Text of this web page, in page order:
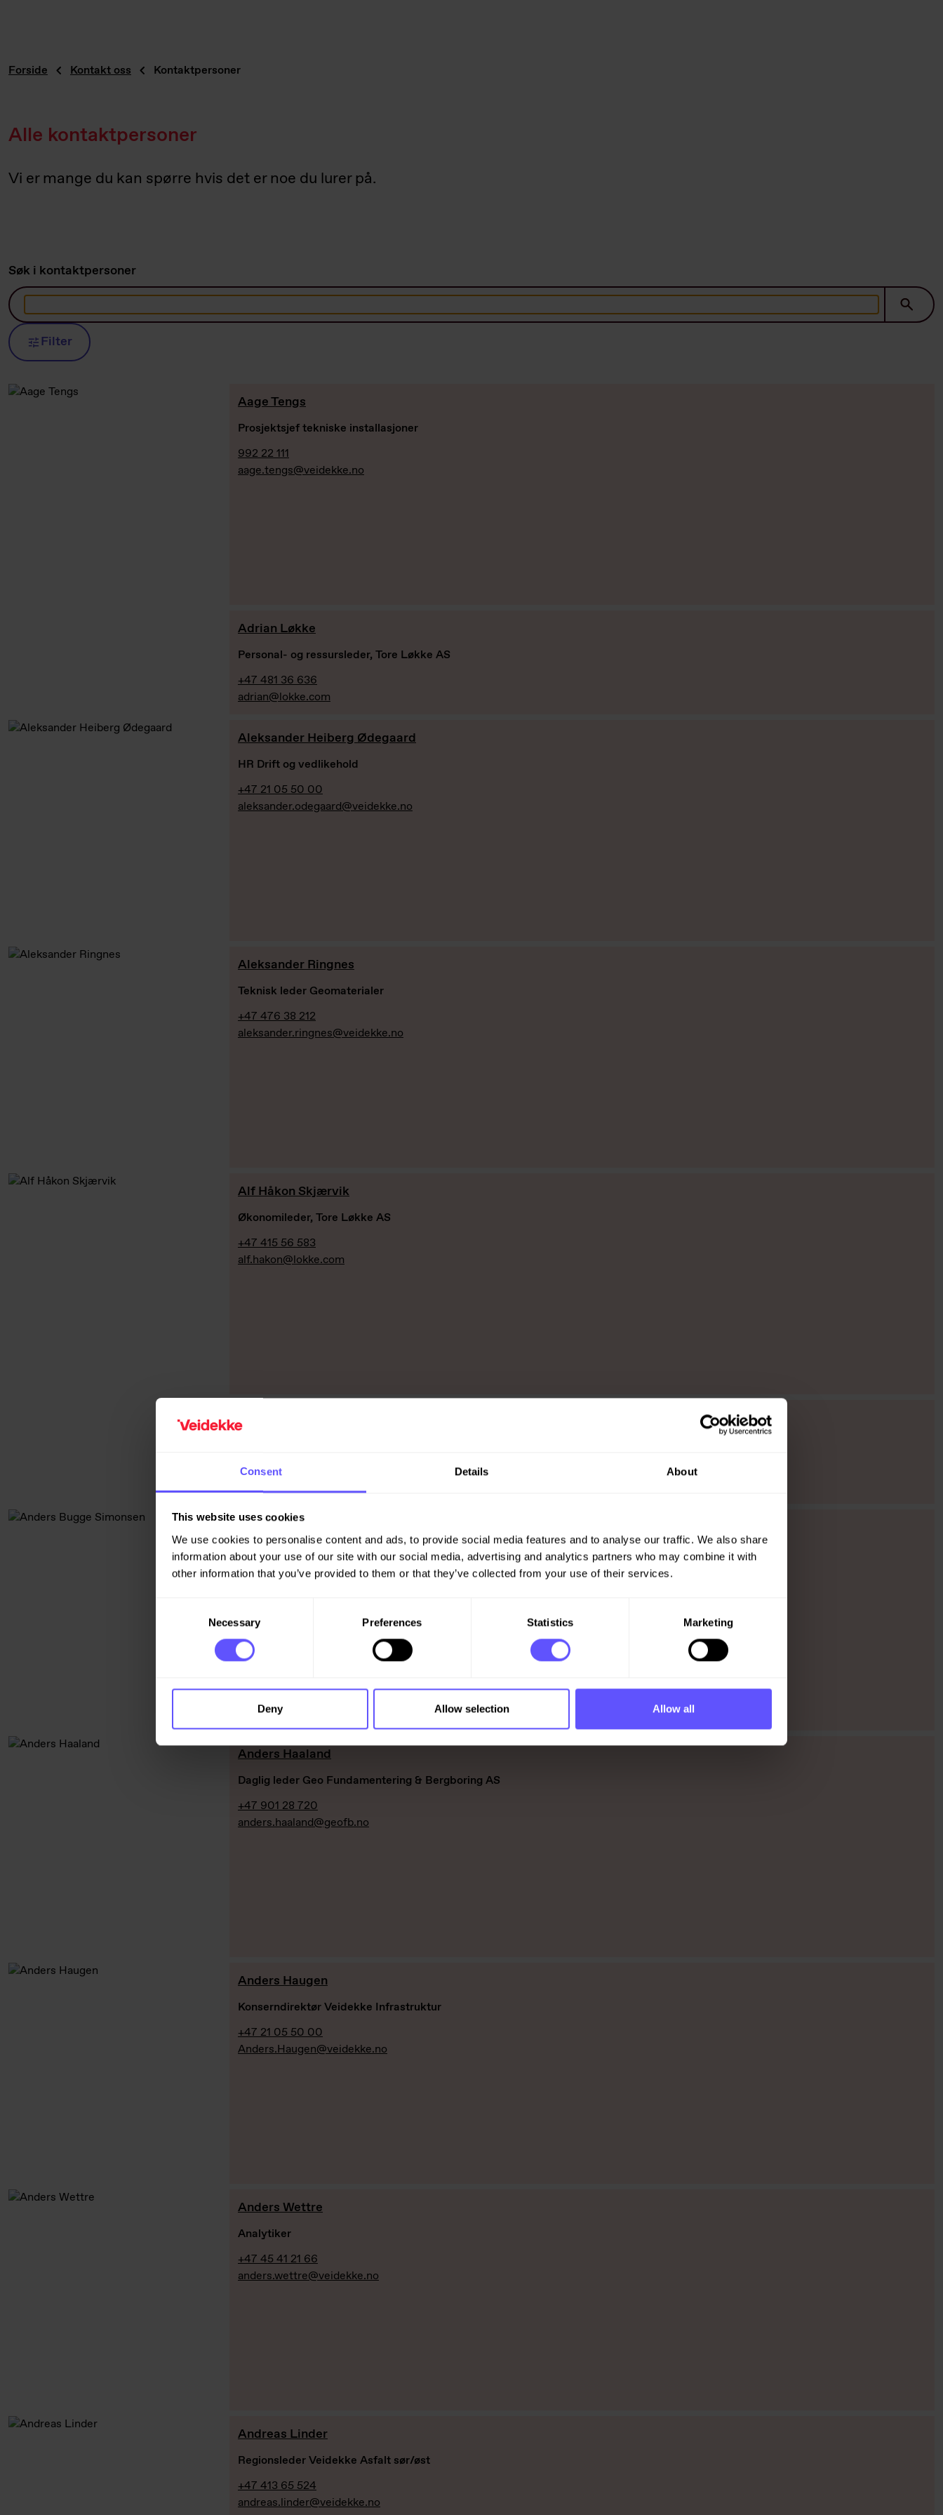
Consent Details About
This website uses cookies
We use cookies to personalise content and ads, to provide social media features and to analyse our traffic. We also share
information about your use of our site with our social media, advertising and analytics partners who may combine it with
other information that you’ve provided to them or that they’ve collected from your use of their services.
Necessary Preferences Statistics Marketing
Deny Allow selection Allow all
Forside Kontakt oss Kontaktpersoner
Alle kontaktpersoner
Vi er mange du kan spørre hvis det er noe du lurer på.
Søk i kontaktpersoner
Filter
Aage Tengs
Prosjektsjef tekniske installasjoner
992 22 111
aage.tengs@veidekke.no
Adrian Løkke
Personal- og ressursleder, Tore Løkke AS
+47 481 36 636
adrian@lokke.com
Aleksander Heiberg Ødegaard
HR Drift og vedlikehold
+47 21 05 50 00
aleksander.odegaard@veidekke.no
Aleksander Ringnes
Teknisk leder Geomaterialer
+47 476 38 212
aleksander.ringnes@veidekke.no
Alf Håkon Skjærvik
Økonomileder, Tore Løkke AS
+47 415 56 583
alf.hakon@lokke.com
Alf Johan Johannessen
+47 922 90 290
Leder prosjektanskaffelse Anlegg
+47 21 05 50 00
Anders Haaland
Daglig leder Geo Fundamentering & Bergboring AS
+47 901 28 720
anders.haaland@geofb.no
Anders Haugen
Konserndirektør Veidekke Infrastruktur
+47 21 05 50 00
Anders.Haugen@veidekke.no
Anders Wettre
Analytiker
+47 45 41 21 66
anders.wettre@veidekke.no
Andreas Linder
Regionsleder Veidekke Asfalt sør/øst
+47 413 65 524
andreas.linder@veidekke.no